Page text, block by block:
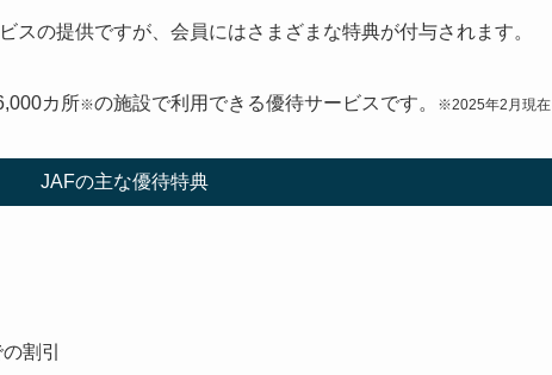
スの提供ですが、会員にはさまざまな特典が付与されます。
カ所※の施設で利用できる優待サービスです。 ※2025年2月現在
JAFの主な優待特典
割引